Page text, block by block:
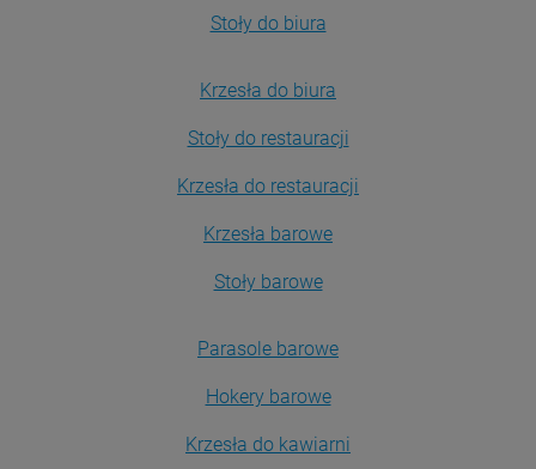
Stoły do biura
Krzesła do biura
Stoły do restauracji
Krzesła do restauracji
Krzesła barowe
Stoły barowe
Parasole barowe
Hokery barowe
Krzesła do kawiarni